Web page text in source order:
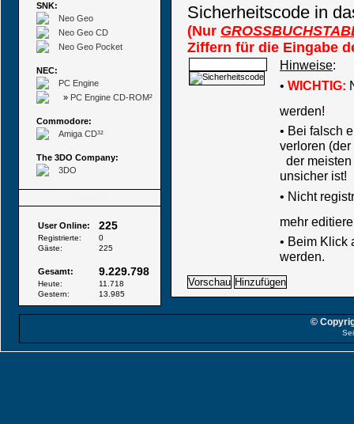
SNK:
Neo Geo
Neo Geo CD
Neo Geo Pocket
NEC:
PC Engine
» PC Engine CD-ROM²
Commodore:
Amiga CD³²
The 3DO Company:
3DO
User Online: 225
Registrierte:
0
Gäste:
225
Gesamt: 9.229.798
Heute:
11.718
Gestern:
13.985
Sicherheitscode in
(Nur
Ziffern für die Eingabe
Hinweise:
• WICHTIG:
werden!
• Bei falsch
verloren
der
unsicher ist!
• Nicht
mehr
• Beim Klick
werden.
©